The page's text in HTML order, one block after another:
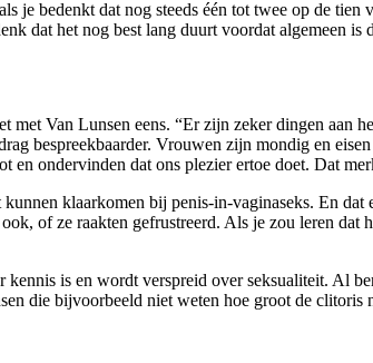
je bedenkt dat nog steeds één tot twee op de
dat het nog best lang duurt voordat algemeen
met Van Lunsen eens. “Er zijn zeker dingen aan
bespreekbaarder. Vrouwen zijn mondig en
en ondervinden dat ons plezier ertoe doet. Dat
klaarkomen bij penis-in-vaginaseks. En dat
of ze raakten gefrustreerd. Als je zou leren
is en wordt verspreid over seksualiteit. Al
die bijvoorbeeld niet weten hoe groot de clitoris